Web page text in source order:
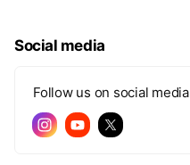
Social media
Follow us on social media